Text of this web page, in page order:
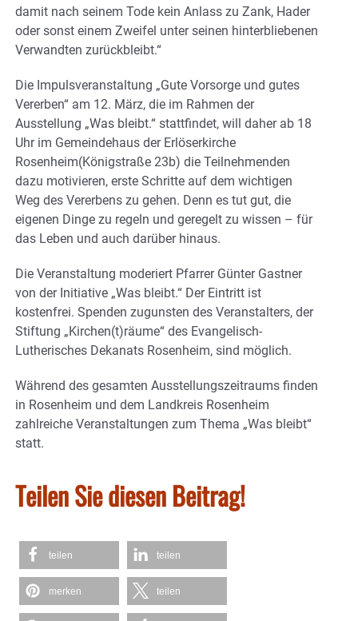
damit nach seinem Tode kein Anlass zu Zank, Hader
oder sonst einem Zweifel unter seinen hinterbliebenen
Verwandten zurückbleibt.“
Die Impulsveranstaltung „Gute Vorsorge und gutes
Vererben“ am 12. März, die im Rahmen der
Ausstellung „Was bleibt.“ stattfindet, will daher ab 18
Uhr im Gemeindehaus der Erlöserkirche
Rosenheim(Königstraße 23b) die Teilnehmenden
dazu motivieren, erste Schritte auf dem wichtigen
Weg des Vererbens zu gehen. Denn es tut gut, die
eigenen Dinge zu regeln und geregelt zu wissen – für
das Leben und auch darüber hinaus.
Die Veranstaltung moderiert Pfarrer Günter Gastner
von der Initiative „Was bleibt.“ Der Eintritt ist
kostenfrei. Spenden zugunsten des Veranstalters, der
Stiftung „Kirchen(t)räume“ des Evangelisch-
Lutherisches Dekanats Rosenheim, sind möglich.
Während des gesamten Ausstellungszeitraums finden
in Rosenheim und dem Landkreis Rosenheim
zahlreiche Veranstaltungen zum Thema „Was bleibt“
statt.
Teilen Sie diesen Beitrag!
teilen teilen
merken teilen